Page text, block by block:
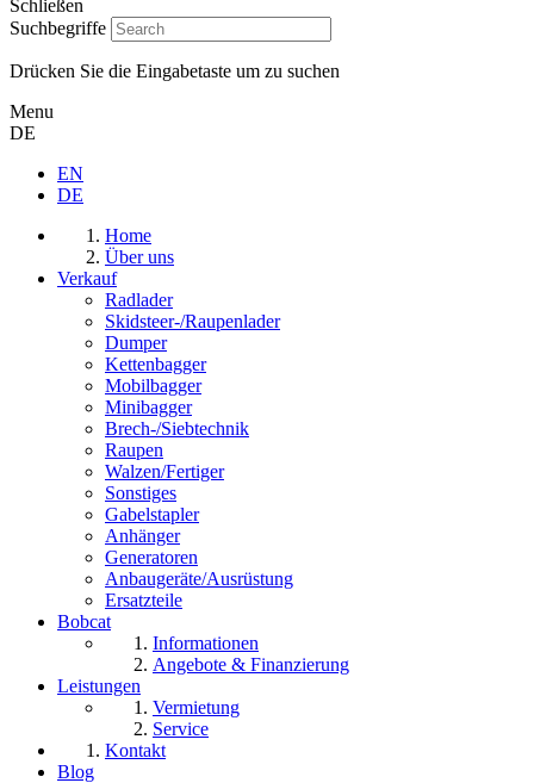
Schließen
Suchbegriffe
Drücken Sie die Eingabetaste um zu suchen
Menu
DE
EN
DE
Home
Über uns
Verkauf
Radlader
Skidsteer-/Raupenlader
Dumper
Kettenbagger
Mobilbagger
Minibagger
Brech-/Siebtechnik
Raupen
Walzen/Fertiger
Sonstiges
Gabelstapler
Anhänger
Generatoren
Anbaugeräte/Ausrüstung
Ersatzteile
Bobcat
Informationen
Angebote & Finanzierung
Leistungen
Vermietung
Service
Kontakt
Blog